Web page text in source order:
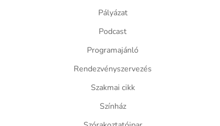
Pályázat
Podcast
Programajánló
Rendezvényszervezés
Szakmai cikk
Színház